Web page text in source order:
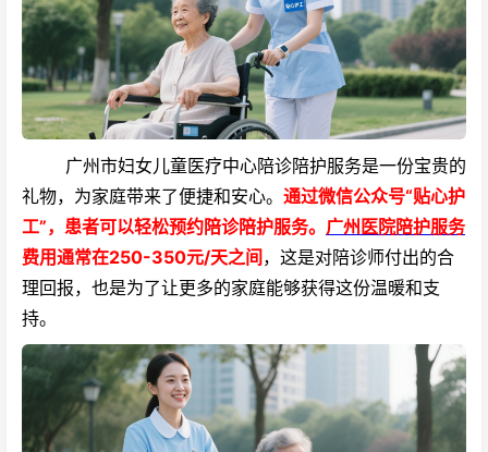
广州市妇女儿童医疗中心陪诊陪护服务是一份宝贵的
礼物，为家庭带来了便捷和安心。 通过微信公众号“贴心护
工”，患者可以轻松预约陪诊陪护服务。 广州医院陪护服务
费用通常在250-350元/天之间 ，这是对陪诊师付出的合
理回报，也是为了让更多的家庭能够获得这份温暖和支
持。